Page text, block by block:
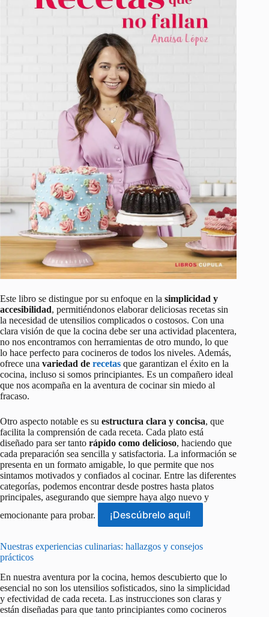
Este libro se distingue por su enfoque en la simplicidad y
accesibilidad, permitiéndonos elaborar deliciosas recetas sin
la necesidad de utensilios complicados o costosos. Con una
clara visión de que la cocina debe ser una actividad placentera,
no nos encontramos con herramientas de otro mundo, lo que
lo hace perfecto para cocineros de todos los niveles. Además,
ofrece una variedad de recetas que garantizan el éxito en la
cocina, incluso si somos principiantes. Es un compañero ideal
que nos acompaña en la aventura de cocinar sin miedo al
fracaso.
Otro aspecto notable es su estructura clara y concisa, que
facilita la comprensión de cada receta. Cada plato está
diseñado para ser tanto rápido como delicioso, haciendo que
cada preparación sea sencilla y satisfactoria. La información se
presenta en un formato amigable, lo que permite que nos
sintamos motivados y confiados al cocinar. Entre las diferentes
categorías, podemos encontrar desde postres hasta platos
principales, asegurando que siempre haya algo nuevo y
emocionante para probar.
¡Descúbrelo aquí!
Nuestras experiencias culinarias: hallazgos y consejos
prácticos
En nuestra aventura por la cocina, hemos descubierto que lo
esencial no son los utensilios sofisticados, sino la simplicidad
y efectividad de cada receta. Las instrucciones son claras y
están diseñadas para que tanto principiantes como cocineros